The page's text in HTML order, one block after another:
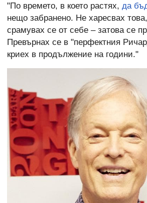
"По времето, в което растях, да
нещо забранено. Не харесвах
срамувах се от себе – затова се
Превърнах се в "перфектния
криех в продължение на години."